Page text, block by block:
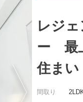
レジ
ー 最
住まい
間取り